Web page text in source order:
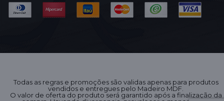
Todas as regras e promoções são validas apenas para produtos
vendidos e entregues pelo Madeiro MDF.
O valor de oferta do produto será garantido após a finalização da